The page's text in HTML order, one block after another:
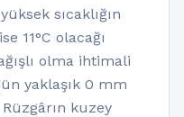
sıcaklığın
11°C olacağı
olma ihtimali
yaklaşık 0 mm
kuzey